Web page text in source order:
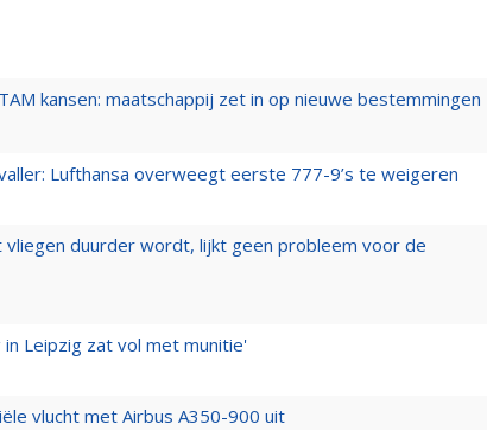
kansen: maatschappij zet in op nieuwe bestemmingen
Lufthansa overweegt eerste 777-9’s te weigeren
vliegen duurder wordt, lijkt geen probleem voor de
Leipzig zat vol met munitie'
vlucht met Airbus A350-900 uit